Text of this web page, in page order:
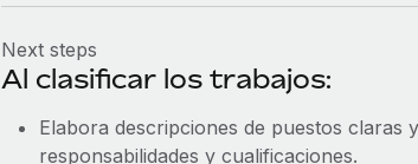
Next steps
Al clasificar los trabajos:
Elabora descripciones de puestos claras
responsabilidades y cualificaciones.